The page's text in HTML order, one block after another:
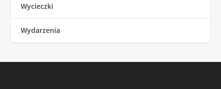
Wycieczki
Wydarzenia